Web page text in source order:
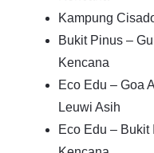
Kampung
Bukit Pinus –
Kencana
Eco Edu – Goa
Leuwi Asih
Eco Edu – Bukit